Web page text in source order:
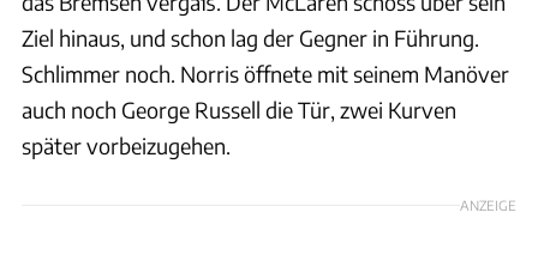
Ziel hinaus, und schon lag der Gegner in Führung.
Schlimmer noch. Norris öffnete mit seinem Manöver
auch noch George Russell die Tür, zwei Kurven
später vorbeizugehen.
ANZEIGE